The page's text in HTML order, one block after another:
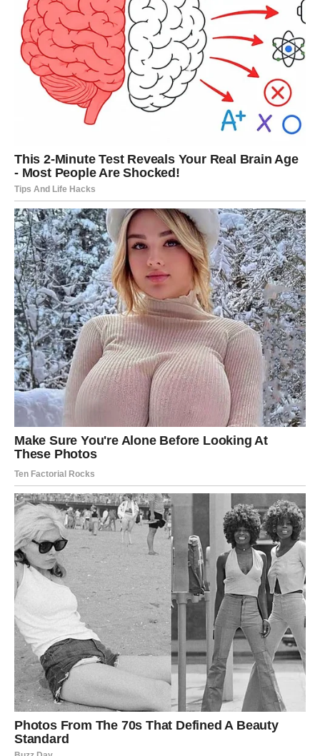
za mudrim upravljanjem. Škorpija koja se vodi intuicijom,
a ne pohlepom, možepreći u potpuno novu finansijsku
ligu.
Zašto se Škorpija bogati:jer zna da rizikuje onda kada
drugi odustaju.
LAV – NOVAC KROZ
VIDJENOST, UTICAJ I USPEH
Lav ulazi u period u kojem se rad, talenat i ličnost
konačno primećuju. Do sredine godine novac dolazi
zajedno sa priznanjima, većom odgovornošću i
vidljivošću.
Lavovi se mogu obogatiti kroz:
javni rad, vođstvo, kreativne projekte
posao gde se ističu i nose autoritet
lični brend, umetnost, marketing, menadžment
Kada Lav prestane da se dokazuje i počne daveruje da
zaslužuje više, novac dolazi brže nego što očekuje.
Zašto se Lav bogati: jer zauzima mesto koje mu prirodno
pripada.
STRELAC – VELIKI NOVAC
KROZ PROMENU PRAVCA
Strelac se bogati kada izađe iz poznatog okvira. Do
sredine godine dolazi prilika koja zahteva hrabru odluku:
širenje posla.